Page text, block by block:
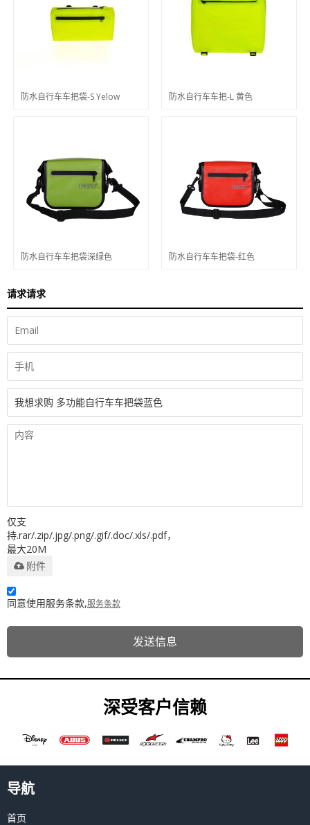
防水自行车车把袋-S Yelow 防水自行车车把-L 黄色
防水自行车车把袋深绿色 防水自行车车把袋-红色
请求请求
仅支
持.rar/.zip/.jpg/.png/.gif/.doc/.xls/.pdf，
最大20M
附件
同意使用服务条款,服务条款
发送信息
深受客户信赖
导航
首页